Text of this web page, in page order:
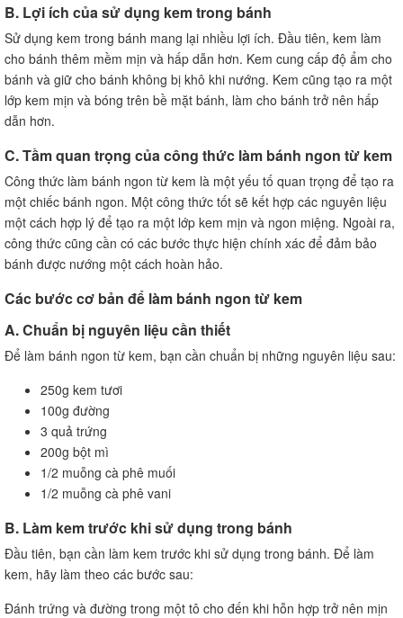
B. Lợi ích của sử dụng kem trong bánh
Sử dụng kem trong bánh mang lại nhiều lợi ích. Đầu tiên, kem làm
cho bánh thêm mềm mịn và hấp dẫn hơn. Kem cung cấp độ ẩm cho
bánh và giữ cho bánh không bị khô khi nướng. Kem cũng tạo ra một
lớp kem mịn và bóng trên bề mặt bánh, làm cho bánh trở nên hấp
dẫn hơn.
C. Tầm quan trọng của công thức làm bánh ngon từ kem
Công thức làm bánh ngon từ kem là một yếu tố quan trọng để tạo ra
một chiếc bánh ngon. Một công thức tốt sẽ kết hợp các nguyên liệu
một cách hợp lý để tạo ra một lớp kem mịn và ngon miệng. Ngoài ra,
công thức cũng cần có các bước thực hiện chính xác để đảm bảo
bánh được nướng một cách hoàn hảo.
Các bước cơ bản để làm bánh ngon từ kem
A. Chuẩn bị nguyên liệu cần thiết
Để làm bánh ngon từ kem, bạn cần chuẩn bị những nguyên liệu sau:
250g kem tươi
100g đường
3 quả trứng
200g bột mì
1/2 muỗng cà phê muối
1/2 muỗng cà phê vani
B. Làm kem trước khi sử dụng trong bánh
Đầu tiên, bạn cần làm kem trước khi sử dụng trong bánh. Để làm
kem, hãy làm theo các bước sau:
Đánh trứng và đường trong một tô cho đến khi hỗn hợp trở nên mịn